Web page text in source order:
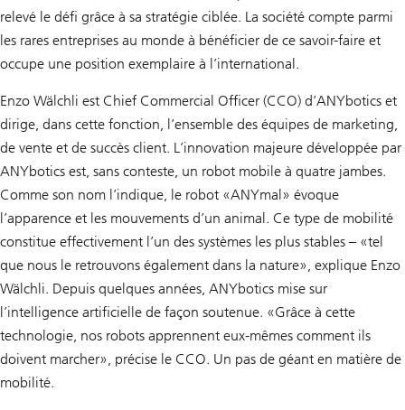
relevé le défi grâce à sa stratégie ciblée. La société compte parmi
les rares entreprises au monde à bénéficier de ce savoir-faire et
occupe une position exemplaire à l’international.
Enzo Wälchli est Chief Commercial Officer (CCO) d’ANYbotics et
dirige, dans cette fonction, l’ensemble des équipes de marketing,
de vente et de succès client. L’innovation majeure développée par
ANYbotics est, sans conteste, un robot mobile à quatre jambes.
Comme son nom l’indique, le robot «ANYmal» évoque
l’apparence et les mouvements d’un animal. Ce type de mobilité
constitue effectivement l’un des systèmes les plus stables – «tel
que nous le retrouvons également dans la nature», explique Enzo
Wälchli. Depuis quelques années, ANYbotics mise sur
l’intelligence artificielle de façon soutenue. «Grâce à cette
technologie, nos robots apprennent eux-mêmes comment ils
doivent marcher», précise le CCO. Un pas de géant en matière de
mobilité.